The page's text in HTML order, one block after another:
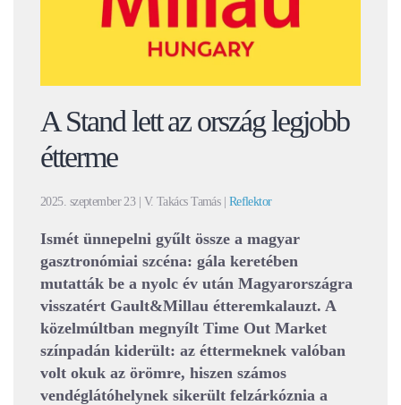
A Stand lett az ország legjobb
étterme
2025. szeptember 23| V. Takács Tamás | Reflektor
Ismét ünnepelni gyűlt össze a magyar
gasztronómiai szcéna: gála keretében
mutatták be a nyolc év után Magyarországra
visszatért Gault&Millau étteremkalauzt. A
közelmúltban megnyílt Time Out Market
színpadán kiderült: az éttermeknek valóban
volt okuk az örömre, hiszen számos
vendéglátóhelynek sikerült felzárkóznia a